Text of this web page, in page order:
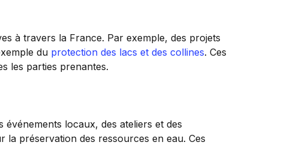
à travers la France. Par exemple, des projets
du protection des lacs et des collines. Ces
les parties prenantes.
événements locaux, des ateliers et des
préservation des ressources en eau. Ces